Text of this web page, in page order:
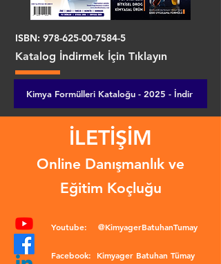
ISBN: 978-625-00-7584-5
Katalog İndirmek İçin Tıklayın
Kimya Formülleri Kataloğu - 2025 - İndir
İLETİŞİM
Online Danışmanlık ve
Eğitim Koçluğu
Youtube: @KimyagerBatuhanTumay
Facebook: Kimyager Batuhan Tümay